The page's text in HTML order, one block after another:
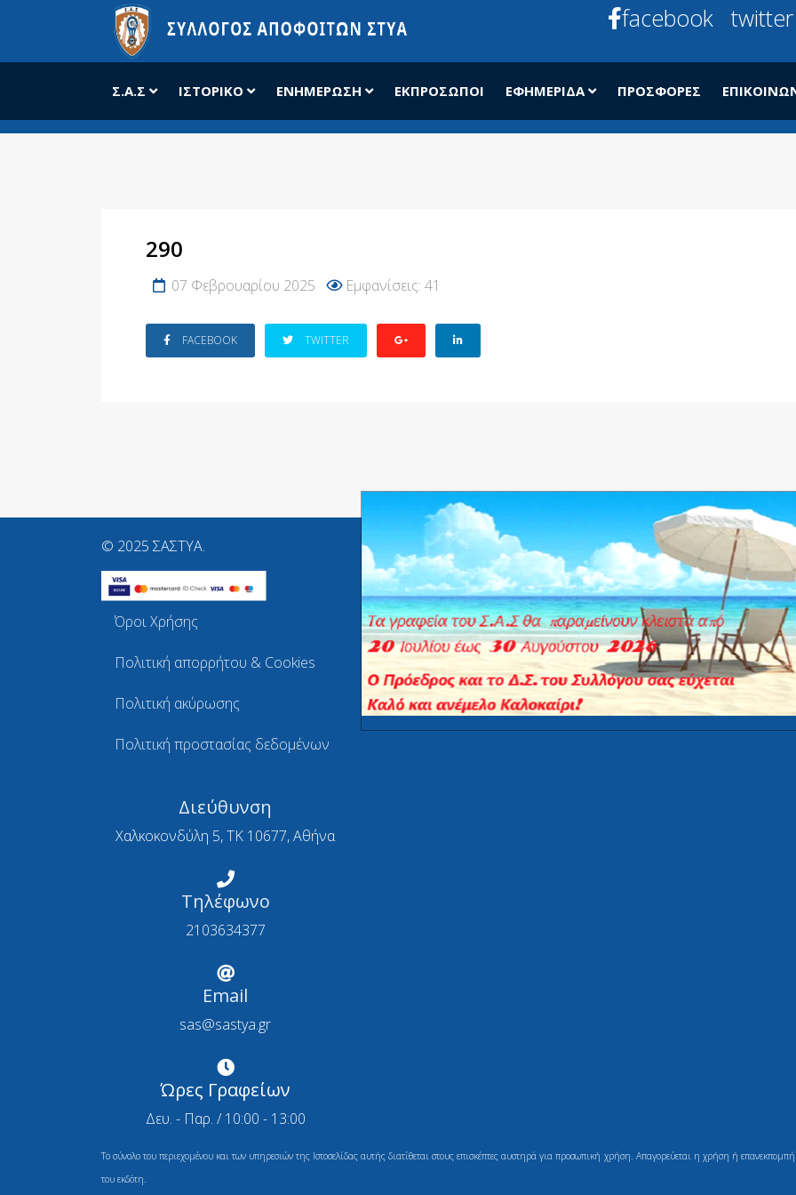
facebook twitter
Σ.Α.Σ ΙΣΤΟΡΙΚΌ ΕΝΗΜΈΡΩΣΗ ΕΚΠΡΌΣΩΠΟΙ ΕΦΗΜΕΡΊΔΑ ΠΡΟΣΦΟΡΈΣ
290
07 Φεβρουαρίου 2025 Εμφανίσεις: 41
FACEBOOK TWITTER
© 2025 ΣΑΣΤΥΑ.
Όροι Χρήσης
Πολιτική απορρήτου & Cookies
Πολιτική ακύρωσης
Πολιτική προστασίας δεδομένων
Διεύθυνση
Χαλκοκονδύλη 5, ΤΚ 10677, Αθήνα
Τηλέφωνο
2103634377
Email
sas@sastya.gr
Ώρες Γραφείων
Δευ. - Παρ. / 10:00 - 13:00
Το σύνολο του περιεχομένου και των υπηρεσιών της Ιστοσελίδας αυτής διατίθεται στους επισκέπτες αυστηρά για προσωπική χρήση. Απαγορεύεται η χρήση ή
του εκδότη.